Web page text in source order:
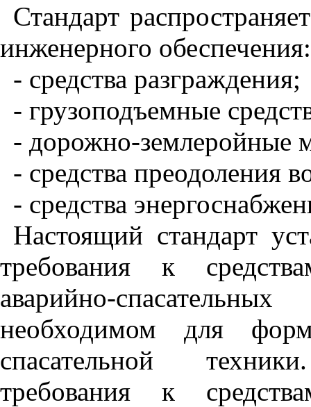
Стандарт
инженерного обеспечения:
- средства разграждения;
- грузоподъемные
- дорожно-землеройные
- средства преодоления
- средства
Настоящий стандарт
требования к
аварийно-
необходимом для
спасательной
требования к